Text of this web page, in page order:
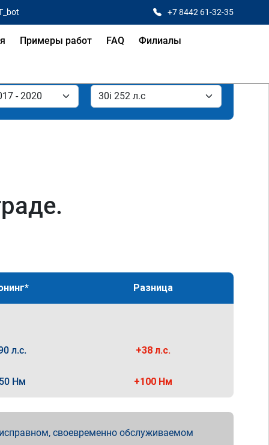
+7 8442 61-32-35
Примеры работ FAQ Филиалы
Разница
л.с. +38 л.с.
Нм +100 Нм
своевременно обслуживаемом